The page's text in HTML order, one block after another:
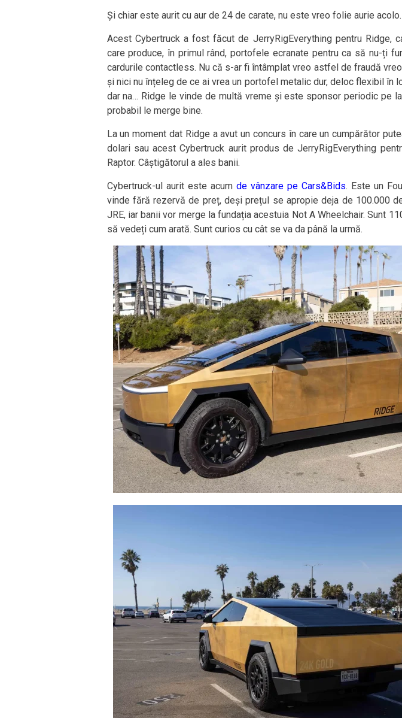
Și chiar este aurit cu aur de 24 de carate, nu este vreo folie aurie acolo.
Acest Cybertruck a fost făcut de JerryRigEverything pentru Ridge,
care produce, în primul rând, portofele ecranate pentru ca să nu-ți
cardurile contactless. Nu că s-ar fi întâmplat vreo astfel de fraudă
și nici nu înțeleg de ce ai vrea un portofel metalic dur, deloc flexibil în
dar na… Ridge le vinde de multă vreme și este sponsor periodic pe
probabil le merge bine.
La un moment dat Ridge a avut un concurs în care un cumpărător
dolari sau acest Cybertruck aurit produs de JerryRigEverything
Raptor. Câștigătorul a ales banii.
Cybertruck-ul aurit este acum de vânzare pe Cars&Bids. Este un
vinde fără rezervă de preț, deși prețul se apropie deja de 100.000
JRE, iar banii vor merge la fundația acestuia Not A Wheelchair. Sunt
să vedeți cum arată. Sunt curios cu cât se va da până la urmă.